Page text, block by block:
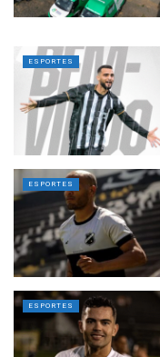
ESPORTES
ESPORTES
ESPORTES